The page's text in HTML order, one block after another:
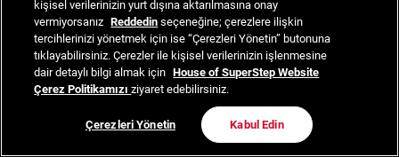
kişisel verilerinizin yurt dışına aktarılmasına onay
vermiyorsanız Reddedin seçeneğine; çerezlere ilişkin
tercihlerinizi yönetmek için ise “Çerezleri Yönetin” butonuna
tıklayabilirsiniz. Çerezler ile kişisel verilerinizin işlenmesine
dair detaylı bilgi almak için House of SuperStep Website
Çerez Politikamızıziyaret edebilirsiniz.
Çerezleri Yönetin Kabul Edin